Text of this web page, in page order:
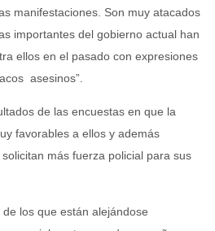
manifestaciones. Son muy atacados
importantes del gobierno actual han
ellos en el pasado con expresiones
asesinos”.
de las encuestas en que la
favorables a ellos y además
más fuerza policial para sus
los que están alejándose